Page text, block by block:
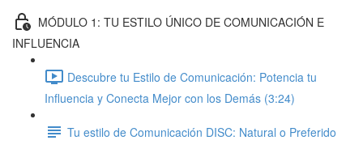
MÓDULO 1: TU ESTILO ÚNICO DE COMUNICACIÓN E
INFLUENCIA
Descubre tu Estilo de Comunicación: Potencia tu
Influencia y Conecta Mejor con los Demás (3:24)
Tu estilo de Comunicación DISC: Natural o Preferido